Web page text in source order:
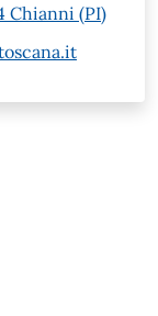
Chianni (PI)